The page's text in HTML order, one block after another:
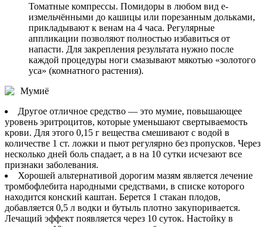
Томатные компрессы. Помидоры в любом вид е-
измельчёнными до кашицы или порезанным дольками,
прикладывают к венам на 4 часа. Регулярные
аппликации позволяют полностью избавиться от
напасти. Для закрепления результата нужно после
каждой процедуры ноги смазывают мякотью «золотого
уса» (комнатного растения).
Мумиё
Другое отличное средство — это мумие, повышающее
уровень эритроцитов, которые уменьшают свертываемость
крови. Для этого 0,15 г вещества смешивают с водой в
количестве 1 ст. ложки и пьют регулярно без пропусков. Через
несколько дней боль спадает, а в на 10 сутки исчезают все
признаки заболевания.
Хорошей альтернативой дорогим мазям является лечение
тромбофлебита народными средствами, в списке которого
находится конский каштан. Берется 1 стакан плодов,
добавляется 0,5 л водки и бутыль плотно закупоривается.
Лечащий эффект появляется через 10 суток. Настойку в